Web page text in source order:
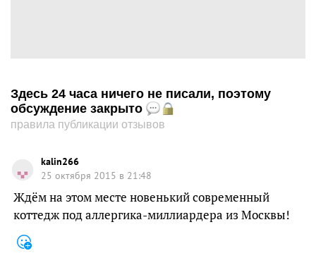
Здесь 24 часа ничего не писали, поэтому
обсуждение закрыто
правила публикации отзывов
kalin266
25 октября 2015 в 21:48
Ждём на этом месте новенький современный
коттедж под аллергика-миллиардера из Москвы!